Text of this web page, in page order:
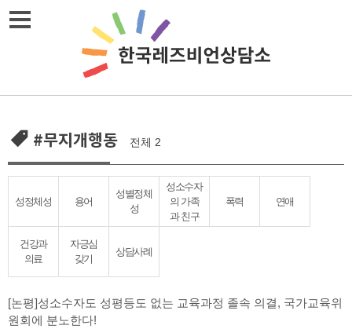
Skip
#무지개행동 전체 2
성정체성 용어
성별정체
성
성소수자
의 가족
과 친구
폭력 연애
건강과
의료
자긍심
갖기
상담사례
[논평]성소수자도 성평등도 없는 교육과정 졸속 의결, 국가교육위
원회에 분노한다!